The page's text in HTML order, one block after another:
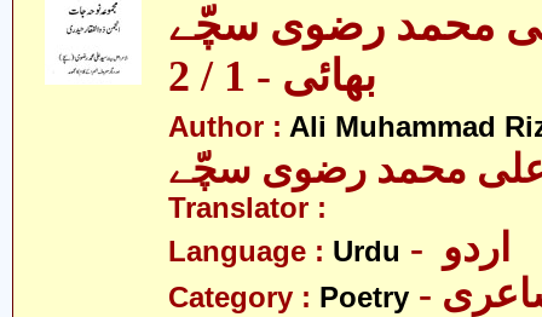
محمد رضوی سچّے
بھائی - 1 / 2
Author : Ali Muhammad
محمد رضوی سچّے
Translator :
Language : Urdu
Category : Poetry